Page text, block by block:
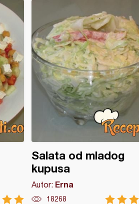
Salata od mladog
kupusa
Autor: Erna
18268